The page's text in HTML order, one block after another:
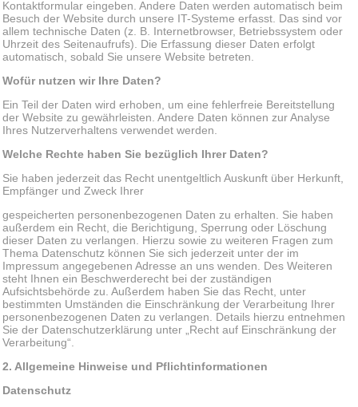
Kontaktformular eingeben. Andere Daten werden automatisch beim
Besuch der Website durch unsere IT-Systeme erfasst. Das sind vor
allem technische Daten (z. B. Internetbrowser, Betriebssystem oder
Uhrzeit des Seitenaufrufs). Die Erfassung dieser Daten erfolgt
automatisch, sobald Sie unsere Website betreten.
Wofür nutzen wir Ihre Daten?
Ein Teil der Daten wird erhoben, um eine fehlerfreie Bereitstellung
der Website zu gewährleisten. Andere Daten können zur Analyse
Ihres Nutzerverhaltens verwendet werden.
Welche Rechte haben Sie bezüglich Ihrer Daten?
Sie haben jederzeit das Recht unentgeltlich Auskunft über Herkunft,
Empfänger und Zweck Ihrer
gespeicherten personenbezogenen Daten zu erhalten. Sie haben
außerdem ein Recht, die Berichtigung, Sperrung oder Löschung
dieser Daten zu verlangen. Hierzu sowie zu weiteren Fragen zum
Thema Datenschutz können Sie sich jederzeit unter der im
Impressum angegebenen Adresse an uns wenden. Des Weiteren
steht Ihnen ein Beschwerderecht bei der zuständigen
Aufsichtsbehörde zu. Außerdem haben Sie das Recht, unter
bestimmten Umständen die Einschränkung der Verarbeitung Ihrer
personenbezogenen Daten zu verlangen. Details hierzu entnehmen
Sie der Datenschutzerklärung unter „Recht auf Einschränkung der
Verarbeitung“.
2. Allgemeine Hinweise und Pflichtinformationen
Datenschutz